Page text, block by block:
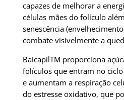
capazes de melhorar a
células mães do folículo
senescência
combate visivelmente a
BaicapilTM proporciona
folículos que entram no
e aumentam a respiração
do estresse oxidativo, que